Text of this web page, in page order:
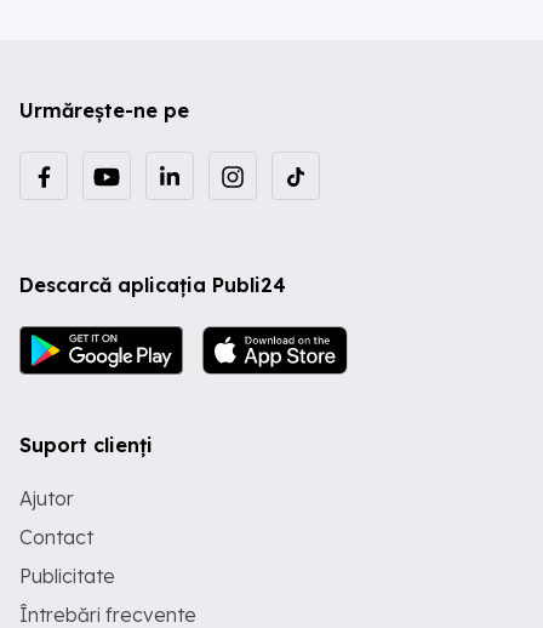
Urmărește-ne pe
Descarcă aplicația Publi24
Suport clienți
Ajutor
Contact
Publicitate
Întrebări frecvente